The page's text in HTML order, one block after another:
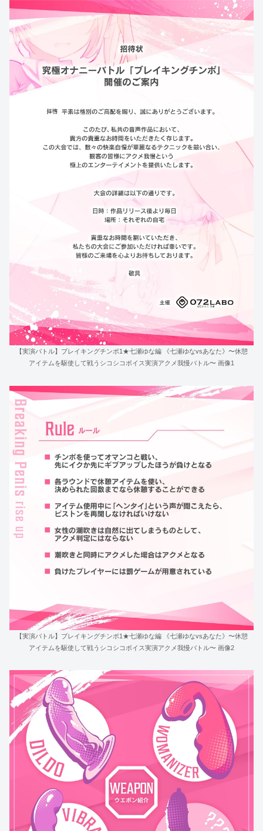
【実演バトル】ブレイキングチンポ1★七瀬ゆな編 《七瀬ゆなvsあなた》〜休憩
アイテムを駆使して戦うシコシコボイス実演アクメ我慢バトル〜 画像1
【実演バトル】ブレイキングチンポ1★七瀬ゆな編 《七瀬ゆなvsあなた》〜休憩
アイテムを駆使して戦うシコシコボイス実演アクメ我慢バトル〜 画像2